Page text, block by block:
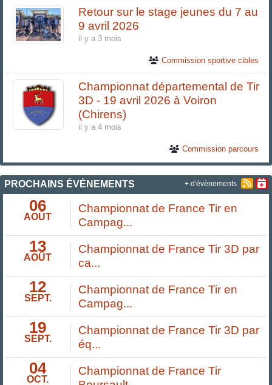
Retour sur le stage jeunes du 7 au
9 avril 2026
il y a 3 mois
Commission sportive cibles
Championnat départemental de Tir
3D - 19 avril 2026 à Voiron
(Chirens)
il y a 4 mois
Commission parcours
PROCHAINS ÉVÈNEMENTS
06
AOÛT
Championnat de France Tir en
Campag...
13
AOÛT
Championnat de France Tir 3D par
ca...
12
SEPT.
Championnat de France Tir en
Campag...
19
SEPT.
Championnat de France Tir 3D par
éq...
04
OCT.
Championnat de France Tir
+ d'évènements